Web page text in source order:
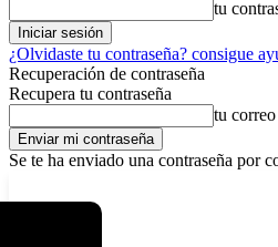
tu
¿Olvidaste tu contraseña? consigue
Recuperación de contraseña
Recupera tu contraseña
tu
Se te ha enviado una contraseña por